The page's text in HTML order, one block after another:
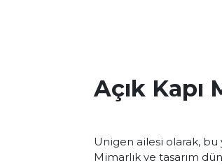
Açık
Unigen ailesi olarak, bu
Mimarlık ve tasarım